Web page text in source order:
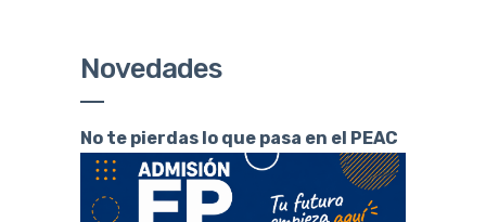
Novedades
No te pierdas lo que pasa en el PEAC